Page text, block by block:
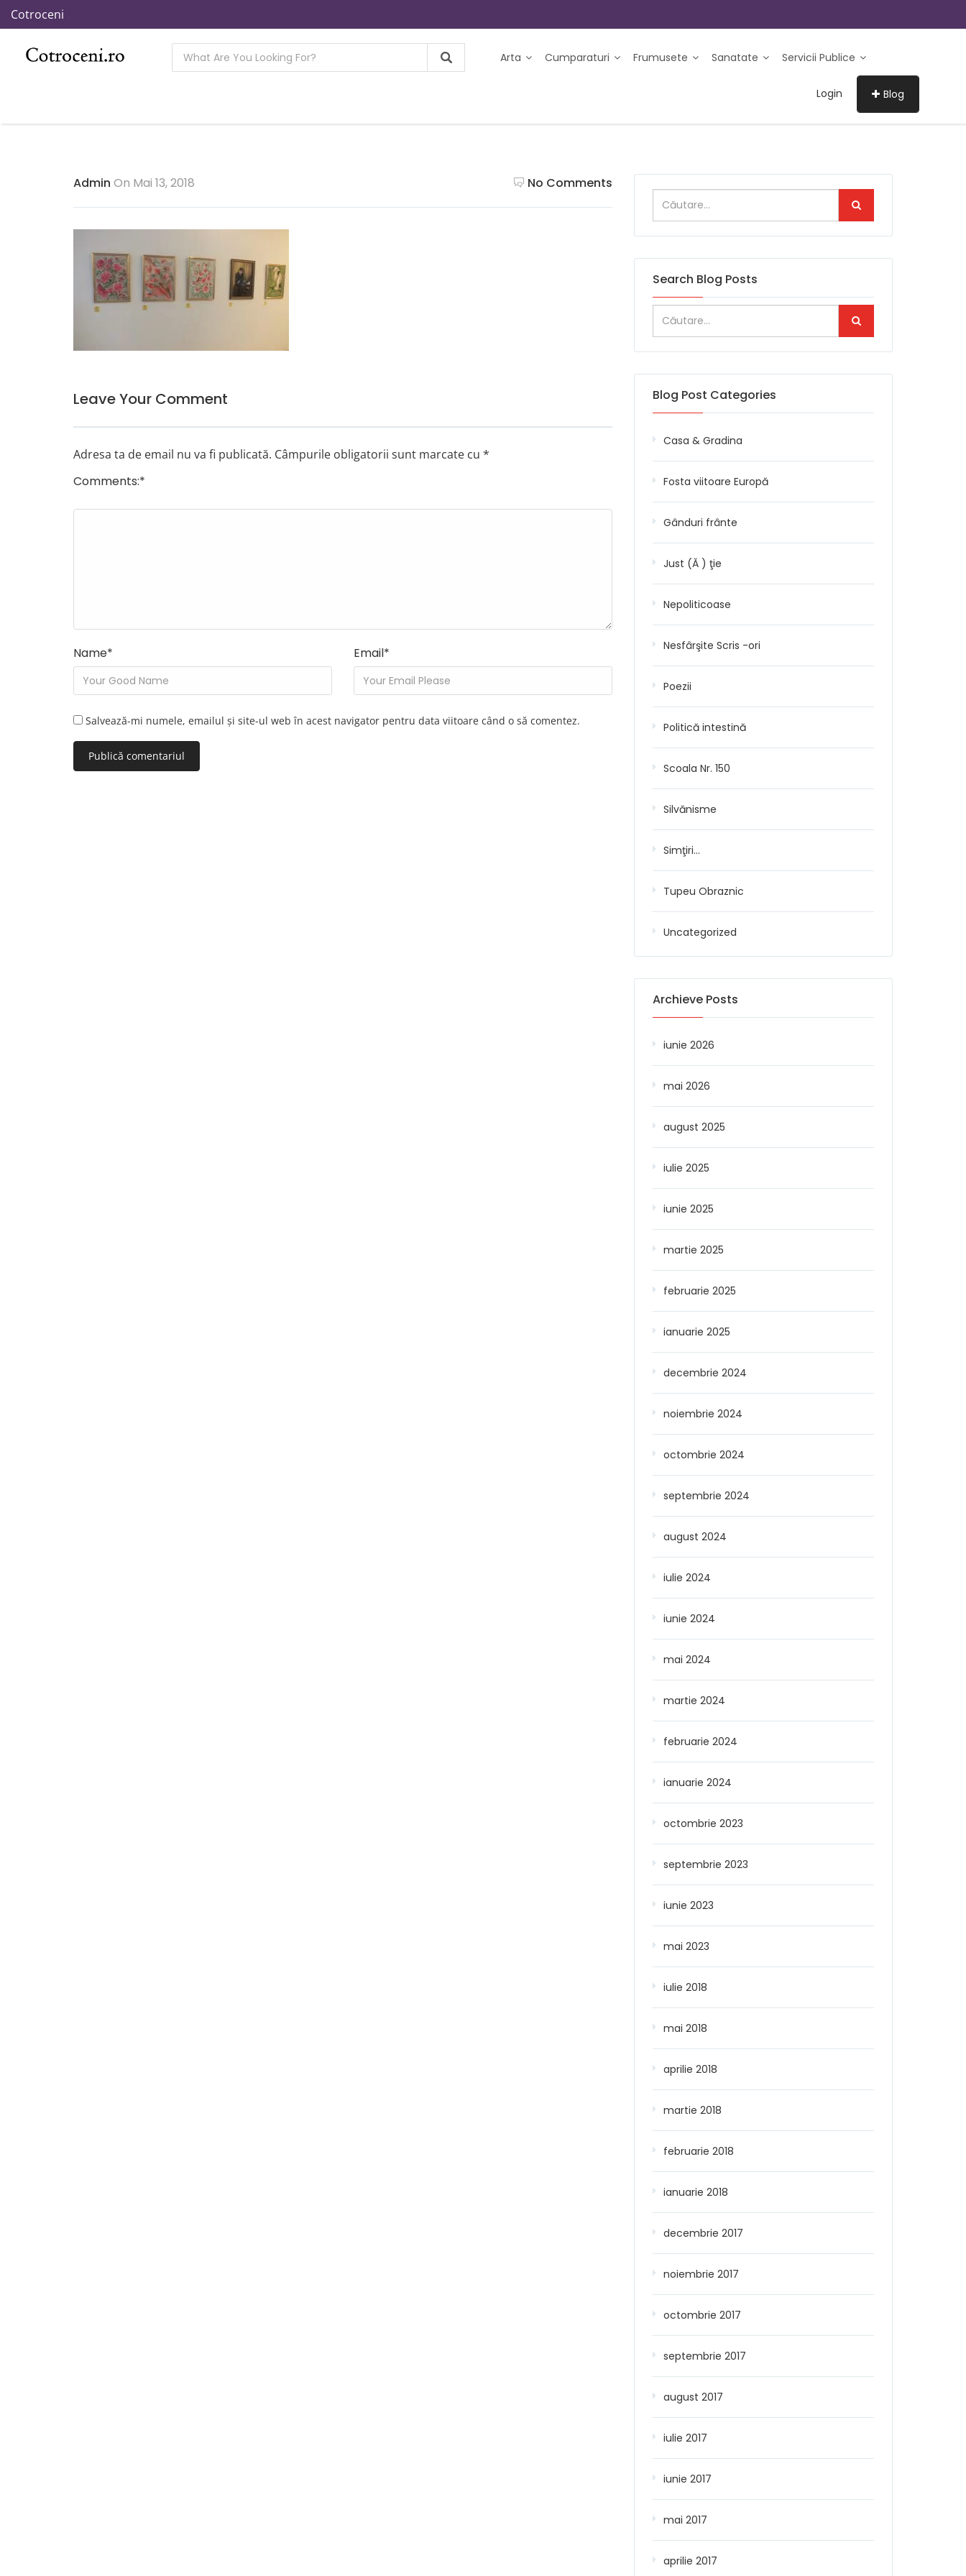
Cotroceni
Arta Cumparaturi Frumusete Sanatate Servicii Publice
Login Blog
Admin On Mai 13, 2018 No Comments
Leave Your Comment
Adresa ta de email nu va fi publicată. Câmpurile obligatorii sunt marcate cu *
Comments:*
Name* Email*
Salvează-mi numele, emailul și site-ul web în acest navigator pentru data viitoare când o să comentez.
Search Blog Posts
Blog Post Categories
Casa & Gradina
Fosta viitoare Europă
Gânduri frânte
Just (Ă ) ţie
Nepoliticoase
Nesfârşite Scris -ori
Poezii
Politică intestină
Scoala Nr. 150
Silvănisme
Simţiri…
Tupeu Obraznic
Uncategorized
Archieve Posts
iunie 2026
mai 2026
august 2025
iulie 2025
iunie 2025
martie 2025
februarie 2025
ianuarie 2025
decembrie 2024
noiembrie 2024
octombrie 2024
septembrie 2024
august 2024
iulie 2024
iunie 2024
mai 2024
martie 2024
februarie 2024
ianuarie 2024
octombrie 2023
septembrie 2023
iunie 2023
mai 2023
iulie 2018
mai 2018
aprilie 2018
martie 2018
februarie 2018
ianuarie 2018
decembrie 2017
noiembrie 2017
octombrie 2017
septembrie 2017
august 2017
iulie 2017
iunie 2017
mai 2017
aprilie 2017